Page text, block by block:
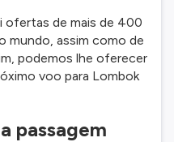
ofertas de mais de 400
mundo, assim como de
podemos lhe oferecer
voo para Lombok
passagem